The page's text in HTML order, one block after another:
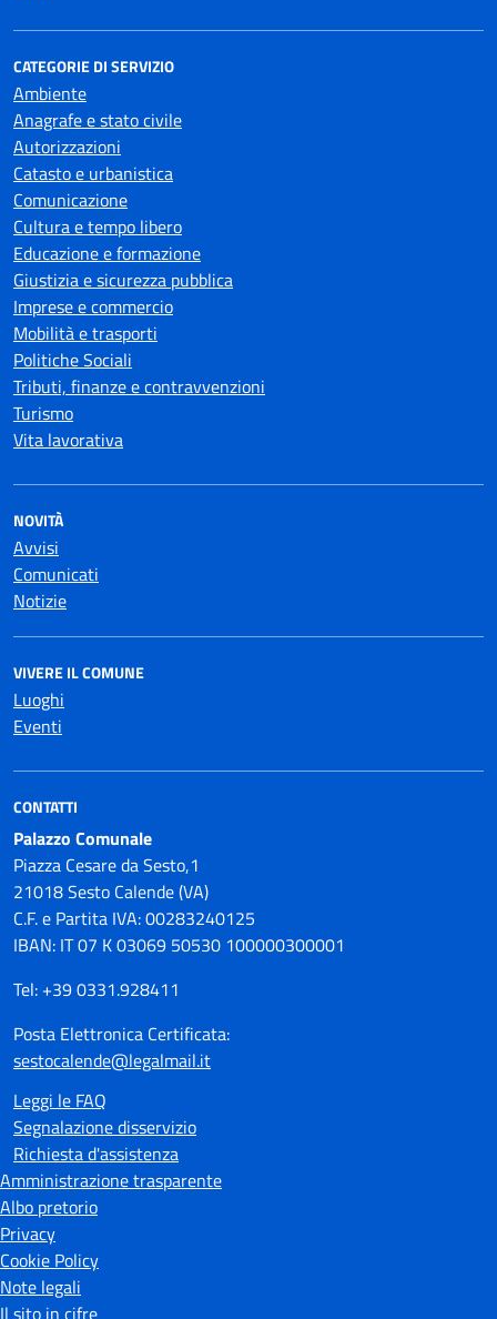
CATEGORIE DI SERVIZIO
Ambiente
Anagrafe e stato civile
Autorizzazioni
Catasto e urbanistica
Comunicazione
Cultura e tempo libero
Educazione e formazione
Giustizia e sicurezza pubblica
Imprese e commercio
Mobilità e trasporti
Politiche Sociali
Tributi, finanze e contravvenzioni
Turismo
Vita lavorativa
NOVITÀ
Avvisi
Comunicati
Notizie
VIVERE IL COMUNE
Luoghi
Eventi
CONTATTI
Palazzo Comunale
Piazza Cesare da Sesto,1
21018 Sesto Calende (VA)
C.F. e Partita IVA: 00283240125
IBAN: IT 07 K 03069 50530 100000300001
Tel: +39 0331.928411
Posta Elettronica Certificata:
sestocalende@legalmail.it
Leggi le FAQ
Segnalazione disservizio
Richiesta d'assistenza
Amministrazione trasparente
Albo pretorio
Privacy
Cookie Policy
Note legali
Il sito in cifre